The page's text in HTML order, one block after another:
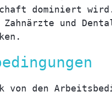
dominiert wird.
und
den